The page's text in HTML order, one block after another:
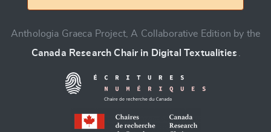
Anthologia Graeca Project, A Collaborative Edition by the
Canada Research Chair in Digital Textualities